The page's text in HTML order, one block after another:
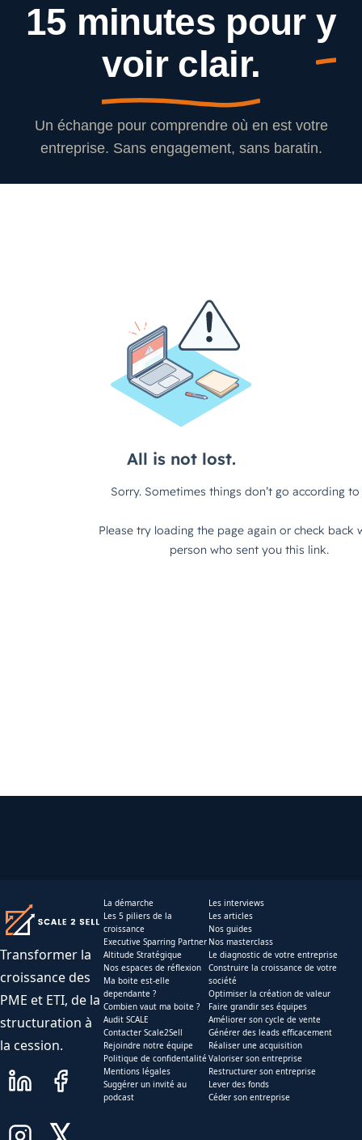
15 minutes pour y
voir clair.
Un échange pour comprendre où en est votre
entreprise. Sans engagement, sans baratin.
Transformer la
croissance des
PME et ETI, de la
structuration à
la cession.
La démarche
Les 5 piliers de la
croissance
Executive Sparring Partner
Altitude Stratégique
Nos espaces de réflexion
Ma boite est-elle
dependante ?
Combien vaut ma boite ?
Audit SCALE
Contacter Scale2Sell
Rejoindre notre équipe
Politique de confidentalité
Mentions légales
Suggérer un invité au
podcast
Les interviews
Les articles
Nos guides
Nos masterclass
Le diagnostic de votre entreprise
Construire la croissance de votre
société
Optimiser la création de valeur
Faire grandir ses équipes
Améliorer son cycle de vente
Générer des leads efficacement
Réaliser une acquisition
Valoriser son entreprise
Restructurer son entreprise
Lever des fonds
Céder son entreprise